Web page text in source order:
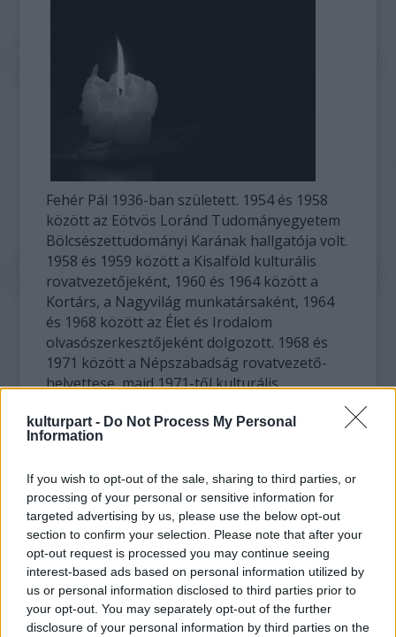
kulturpart - Do Not Process My Personal
Information
If you wish to opt-out of the sale, sharing to third parties, or
processing of your personal or sensitive information for
targeted advertising by us, please use the below opt-out
section to confirm your selection. Please note that after your
opt-out request is processed you may continue seeing
interest-based ads based on personal information utilized by
us or personal information disclosed to third parties prior to
your opt-out. You may separately opt-out of the further
disclosure of your personal information by third parties on the
Fehér Pál 1936-ban született. 1954 és 1958
között az Eötvös Loránd Tudományegyetem
Bölcsészettudományi Karának hallgatója volt.
1958 és 1959 között a Kisalföld kulturális
rovatvezetőjeként, 1960 és 1964 között a
Kortárs, a Nagyvilág munkatársaként, 1964
és 1968 között az Élet és Irodalom
olvasószerkesztőjeként dolgozott. 1968 és
1971 között a Népszabadság rovatvezető-
helyettese, majd 1971-től kulturális
mellette 1972-től 1990-ig a Kritika
munkatársa.
1975 és 1990 között a Szovjet Irodalom
főszerkesztő-helyettese, majd az utolsó két
évben főszerkesztője volt. Szerkesztőként
talán senki nem tett annyit az orosz, szovjet
és általában a szláv irodalom hazai
megismertetéséért, mint ő - olvasható a
Népszabadság közleményében.